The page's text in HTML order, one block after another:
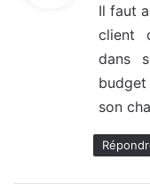
Il faut
client
dans
son